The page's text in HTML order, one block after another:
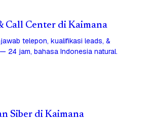
Call Center di Kaimana
telepon, kualifikasi leads, &
24 jam, bahasa Indonesia natural.
Siber di Kaimana